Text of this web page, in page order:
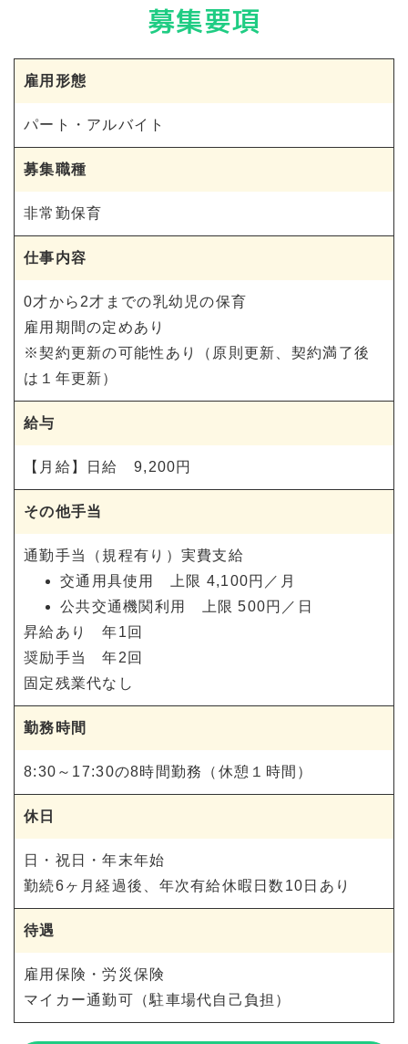
募集要項
雇用形態
パート・アルバイト
募集職種
非常勤保育
仕事内容
0才から2才までの乳幼児の保育
雇用期間の定めあり
※契約更新の可能性あり（原則更新、契約満了後
は１年更新）
給与
【月給】日給 9,200円
その他手当
通勤手当（規程有り）実費支給
交通用具使用 上限 4,100円／月
公共交通機関利用 上限 500円／日
昇給あり 年1回
奨励手当 年2回
固定残業代なし
勤務時間
8:30～17:30の8時間勤務（休憩１時間）
休日
日・祝日・年末年始
勤続6ヶ月経過後、年次有給休暇日数10日あり
待遇
雇用保険・労災保険
マイカー通勤可（駐車場代自己負担）